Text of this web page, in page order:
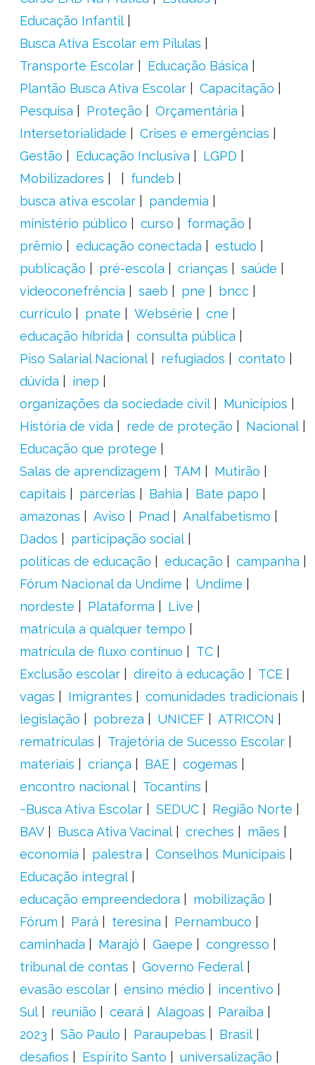
Educação Infantil
Busca Ativa Escolar em Pílulas
Transporte Escolar
Educação Básica
Plantão Busca Ativa Escolar
Capacitação
Pesquisa
Proteção
Orçamentária
Intersetorialidade
Crises e emergências
Gestão
Educação Inclusiva
LGPD
Mobilizadores
fundeb
busca ativa escolar
pandemia
ministério público
curso
formação
prêmio
educação conectada
estudo
publicação
pré-escola crianças
saúde
videoconefrência
saeb pne
bncc
currículo
pnate Websérie
cne
educação híbrida
consulta pública
Piso Salarial Nacional
refugiados
contato
dúvida
inep
organizações da sociedade civil
Municípios
História de vida
rede de proteção
Nacional
Educação que protege
Salas de aprendizagem
TAM
Mutirão
capitais
parcerias Bahia
Bate papo
amazonas
Aviso Pnad
Analfabetismo
Dados
participação social
políticas de educação
educação
campanha
Fórum Nacional da Undime
Undime
nordeste
Plataforma
Live
matrícula a qualquer tempo
matrícula de fluxo contínuo
TC
Exclusão escolar
direito à educação
TCE
vagas
Imigrantes
comunidades tradicionais
legislação
pobreza UNICEF
ATRICON
rematrículas
Trajetória de Sucesso Escolar
materiais
criança BAE
cogemas
encontro nacional
Tocantins
~Busca Ativa Escolar
SEDUC
Região Norte
BAV
Busca Ativa Vacinal creches
mães
economia
palestra
Conselhos Municipais
Educação integral
educação empreendedora
mobilização
Fórum
Pará teresina
Pernambuco
caminhada
Marajó Gaepe
congresso
tribunal de contas
Governo Federal
evasão escolar
ensino médio
incentivo
Sul
reunião ceará Alagoas
Paraíba
2023
São Paulo Paraupebas
Brasil
desafios
Espírito Santo
universalização